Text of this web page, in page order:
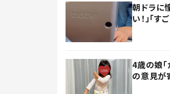
朝ドラに
い！」「す
4歳の娘
の意見が